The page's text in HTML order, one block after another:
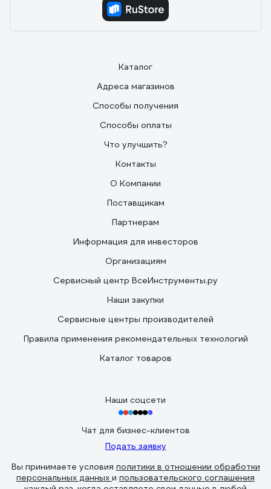
Каталог
Адреса магазинов
Способы получения
Способы оплаты
Что улучшить?
Контакты
О Компании
Поставщикам
Партнерам
Информация для инвесторов
Организациям
Сервисный центр ВсеИнструменты.ру
Наши закупки
Сервисные центры производителей
Правила применения рекомендательных технологий
Каталог товаров
Наши соцсети
Чат для бизнес-клиентов
Подать заявку
Вы принимаете условия политики в отношении обработки
персональных данных и пользовательского соглашения